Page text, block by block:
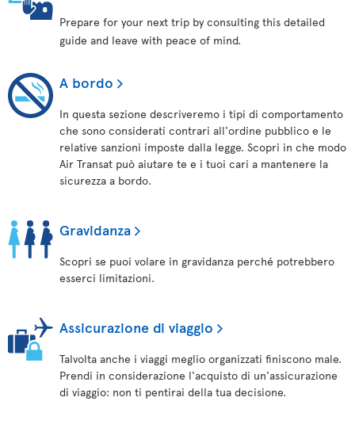
Prepare for your next trip by consulting this detailed
guide and leave with peace of mind.
A bordo
In questa sezione descriveremo i tipi di comportamento
che sono considerati contrari all'ordine pubblico e le
relative sanzioni imposte dalla legge. Scopri in che modo
Air Transat può aiutare te e i tuoi cari a mantenere la
sicurezza a bordo.
Gravidanza
Scopri se puoi volare in gravidanza perché potrebbero
esserci limitazioni.
Assicurazione di viaggio
Talvolta anche i viaggi meglio organizzati finiscono male.
Prendi in considerazione l'acquisto di un'assicurazione
di viaggio: non ti pentirai della tua decisione.